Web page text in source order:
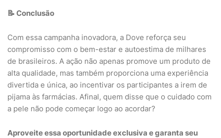
📝 Conclusão
Com essa campanha inovadora, a Dove reforça seu
compromisso com o bem-estar e autoestima de milhares
de brasileiros. A ação não apenas promove um produto de
alta qualidade, mas também proporciona uma experiência
divertida e única, ao incentivar os participantes a irem de
pijama às farmácias. Afinal, quem disse que o cuidado com
a pele não pode começar logo ao acordar?
Aproveite essa oportunidade exclusiva e garanta seu